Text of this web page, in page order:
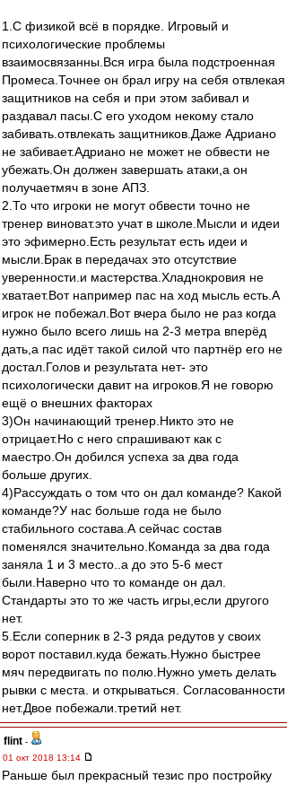
1.С физикой всё в порядке. Игровый и
психологические проблемы
взаимосвязанны.Вся игра была подстроенная
Промеса.Точнее он брал игру на себя отвлекая
защитников на себя и при этом забивал и
раздавал пасы.С его уходом некому стало
забивать.отвлекать защитников.Даже Адриано
не забивает.Адриано не может не обвести не
убежать.Он должен завершать атаки,а он
получаетмяч в зоне АПЗ.
2.То что игроки не могут обвести точно не
тренер виноват.это учат в школе.Мысли и идеи
это эфимерно.Есть результат есть идеи и
мысли.Брак в передачах это отсутствие
уверенности.и мастерства.Хладнокровия не
хватает.Вот например пас на ход мысль есть.А
игрок не побежал.Вот вчера было не раз когда
нужно было всего лишь на 2-3 метра вперёд
дать,а пас идёт такой силой что партнёр его не
достал.Голов и результата нет- это
психологически давит на игроков.Я не говорю
ещё о внешних факторах
3)Он начинающий тренер.Никто это не
отрицает.Но с него спрашивают как с
маестро.Он добился успеха за два года
больше других.
4)Рассуждать о том что он дал команде? Какой
команде?У нас больше года не было
стабильного состава.А сейчас состав
поменялся значительно.Команда за два года
заняла 1 и 3 место..а до это 5-6 мест
были.Наверно что то команде он дал.
Стандарты это то же часть игры,если другого
нет.
5.Если соперник в 2-3 ряда редутов у своих
ворот поставил.куда бежать.Нужно быстрее
мяч передвигать по полю.Нужно уметь делать
рывки с места. и открываться. Согласованности
нет.Двое побежали.третий нет.
flint -
01 окт 2018 13:14
Раньше был прекрасный тезис про постройку